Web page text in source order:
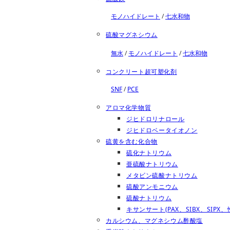
モノハイドレート /七水和物
硫酸マグネシウム
無水/モノハイドレート /七水和物
コンクリート超可塑化剤
SNF/PCE
アロマ化学物質
ジヒドロリナロール
ジヒドロベータイオノン
硫黄を含む化合物
硫化ナトリウム
亜硫酸ナトリウム
メタビン硫酸ナトリウム
硫酸アンモニウム
硫酸ナトリウム
キサンサート(PAX、SIBX、SIPX、
カルシウム、マグネシウム酢酸塩